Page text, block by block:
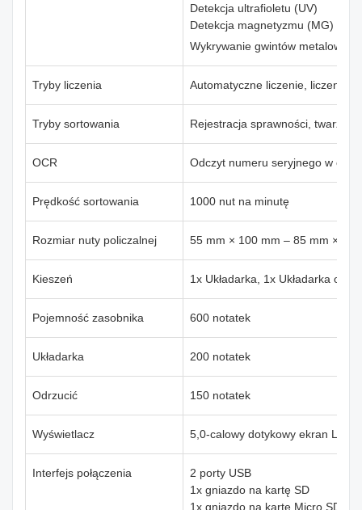
Detekcja ultrafioletu (UV)
Detekcja magnetyzmu (MG)
Wykrywanie gwintów
Tryby liczenia Automatyczne liczenie, liczenie
Tryby sortowania Rejestracja sprawności, twarzy/
OCR Odczyt numeru seryjnego w
Prędkość sortowania 1000 nut na minutę
Rozmiar nuty policzalnej 55 mm × 100 mm – 85 mm ×
Kieszeń 1x Układarka, 1x Układarka
Pojemność zasobnika 600 notatek
Układarka 200 notatek
Odrzucić 150 notatek
Wyświetlacz 5,0-calowy dotykowy ekran LCD
Interfejs połączenia
2 porty USB
1x gniazdo na kartę SD
1x gniazdo na kartę Micro SD